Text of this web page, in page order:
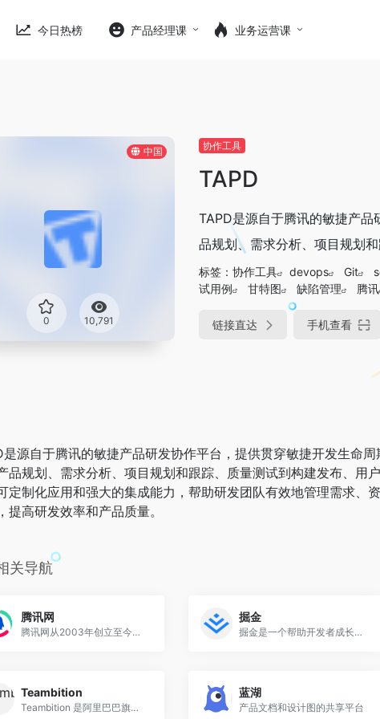
今日热榜 产品经理课 业务运营课
中国
0 10,791
协作工具
TAPD
TAPD是源自于腾讯的敏捷产
品规划、需求分析、项目规划
标签： 协作工具 devops Git
试用例
甘特图 缺陷管理 腾讯
链接直达 手机查看
是源自于腾讯的敏捷产品研发协作平台，提供贯穿敏捷开发生命
品规划、需求分析、项目规划和跟踪、质量测试到构建发布、用
定制化应用和强大的集成能力，帮助研发团队有效地管理需求、
提高研发效率和产品质量。
关导航
腾讯网
腾讯网从2003年创立至今，已...
掘金
掘金是一个帮助开发者成长的社区,是给开发者用的 Hacker News,给设计师用的 Designer News,和给产品经理用的 Medium。掘金的技术文章由稀土上聚集的技术大牛和极客共同编辑为你筛选出最优质的干货,其中包括：Android、iOS、前端、后端等方面的内容。用户每天都可以在这里找到技术世界的头条内容。与此同时,掘金内还有沸点、掘金翻译计划、线下活动、专栏文章等内容。即使你是 GitHub、StackOverflow、开源中国的用户,我们相信你也可以在这里有所收获。
Teambition
Teambition 是阿里巴巴旗下团队协作工具，以项目和任务的可视化管理来支撑企业团队协作，适合产品、研发、设计、市场、运营、销售、HR 等各类团队，让企业协同化繁为简，轻松愉悦。
蓝湖
产品文档和设计图的共享平台